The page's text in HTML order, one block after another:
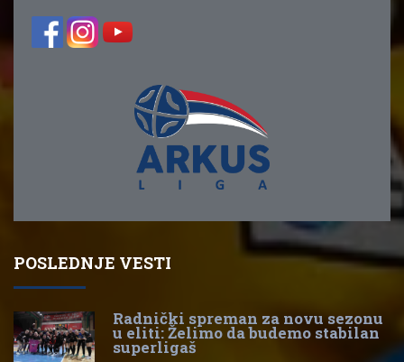
POSLEDNJE VESTI
Radnički spreman za novu sezonu
u eliti: Želimo da budemo stabilan
superligaš